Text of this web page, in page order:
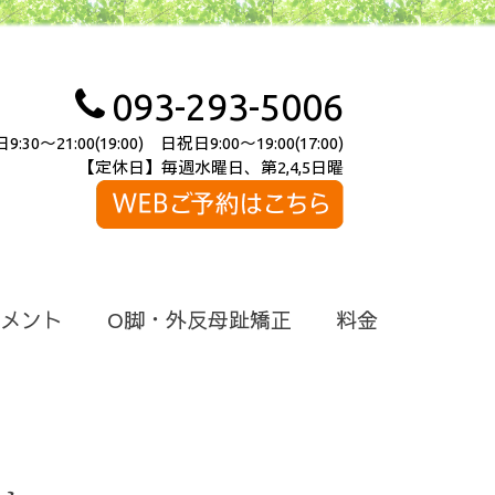
093-293-5006
9:30～21:00(19:00) 日祝日9:00～19:00(17:00)
【定休日】毎週水曜日、第2,4,5日曜
ント O脚・外反母趾矯正 料金